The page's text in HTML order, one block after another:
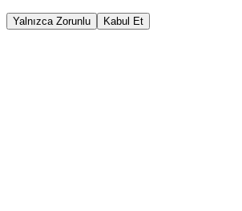
Yalnızca Zorunlu Kabul Et